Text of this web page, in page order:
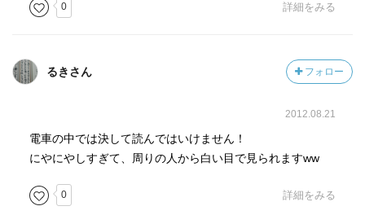
0 詳細をみる
るきさん フォロー
2012.08.21
電車の中では決して読んではいけません！
にやにやしすぎて、周りの人から白い目で見られますww
0 詳細をみる